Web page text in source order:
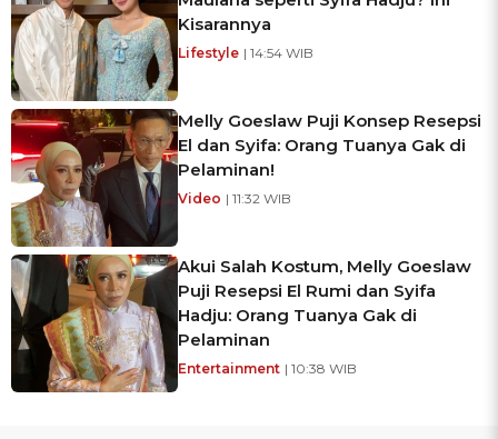
Kisarannya
Lifestyle | 14:54 WIB
Melly Goeslaw Puji Konsep Resepsi
El dan Syifa: Orang Tuanya Gak di
Pelaminan!
Video | 11:32 WIB
Akui Salah Kostum, Melly Goeslaw
Puji Resepsi El Rumi dan Syifa
Hadju: Orang Tuanya Gak di
Pelaminan
Entertainment | 10:38 WIB